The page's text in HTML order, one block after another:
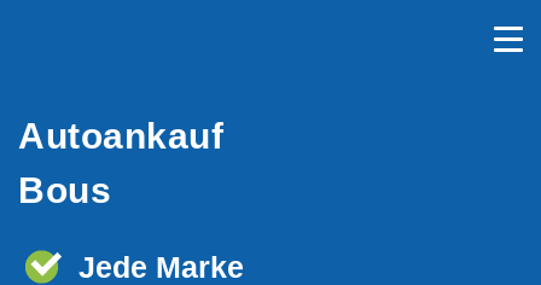
Autoankauf
Bous
Jede Marke